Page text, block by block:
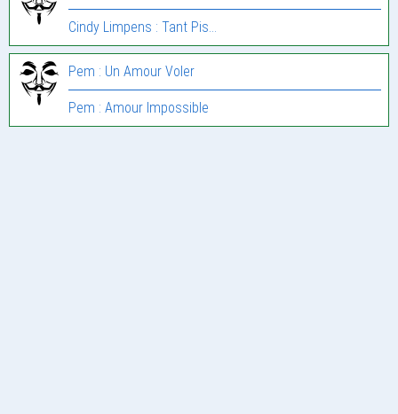
Cindy Limpens : Tant Pis…
Pem : Un Amour Voler
Pem : Amour Impossible